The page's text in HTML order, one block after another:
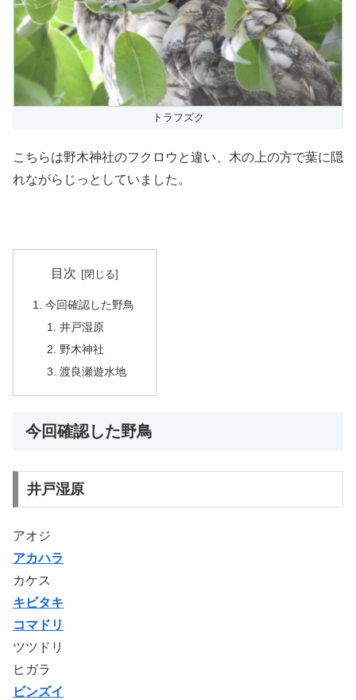
トラフズク
こちらは野木神社のフクロウと違い、木の上の方で葉に隠
れながらじっとしていました。
目次
今回確認した野鳥
井戸湿原
野木神社
渡良瀬遊水地
今回確認した野鳥
井戸湿原
アオジ
アカハラ
カケス
キビタキ
コマドリ
ツツドリ
ヒガラ
ビンズイ